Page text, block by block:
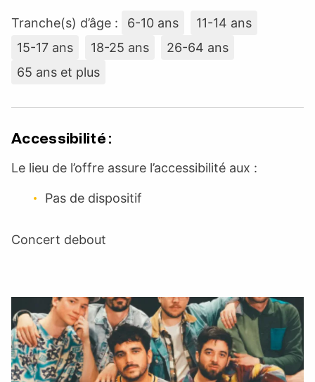
Tranche(s) d’âge : 6-10 ans
11-14 ans
15-17 ans
18-25 ans
26-64 ans
65 ans et plus
Accessibilité :
Le lieu de l’offre assure l’accessibilité aux :
Pas de dispositif
Concert debout